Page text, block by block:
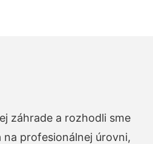
záhrade a rozhodli sme
na profesionálnej úrovni,